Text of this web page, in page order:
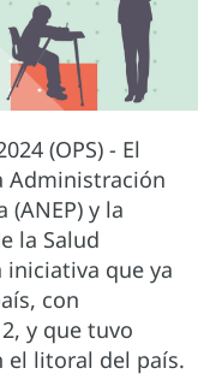
(OPS) - El
Administración
y la
la Salud
iniciativa que ya
con
y que tuvo
el litoral del país.